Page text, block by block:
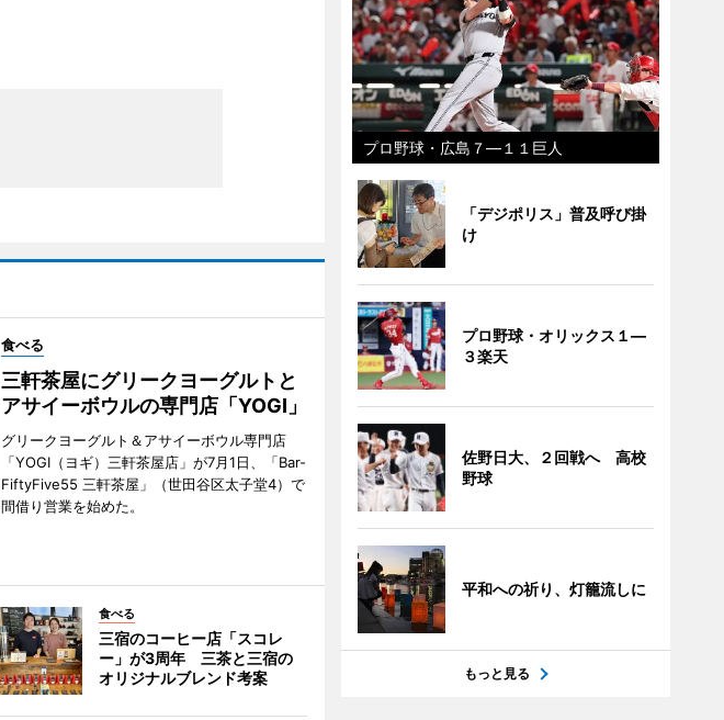
食べる
三軒茶屋にグリークヨーグルトと
アサイーボウルの専門店「YOGI」
グリークヨーグルト＆アサイーボウル専門店
「YOGI（ヨギ）三軒茶屋店」が7月1日、「Bar-
FiftyFive55 三軒茶屋」（世田谷区太子堂4）で
間借り営業を始めた。
食べる
三宿のコーヒー店「スコレ
ー」が3周年 三茶と三宿の
オリジナルブレンド考案
プロ野球・広島７―１１巨人
「デジポリス」普及呼び掛
け
プロ野球・オリックス１―
３楽天
佐野日大、２回戦へ 高校
野球
平和への祈り、灯籠流しに
もっと見る